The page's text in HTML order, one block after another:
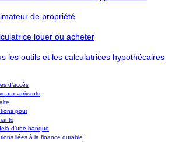
de propriété
louer ou acheter
les outils et les calculatrices hypothécaires
d’accès
arrivants
pour
d’une banque
liées à la finance durable